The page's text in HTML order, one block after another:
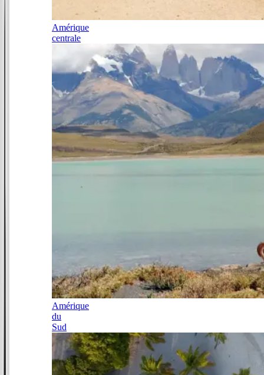
Amérique
centrale
Amérique
du
Sud